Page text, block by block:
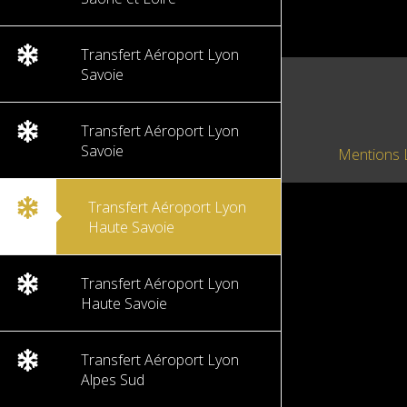
Transfert Aéroport Lyon
Savoie
Transfert Aéroport Lyon
Savoie
Transfert Aéroport Lyon
Haute Savoie
Transfert Aéroport Lyon
Haute Savoie
Transfert Aéroport Lyon
Alpes Sud
Mentions